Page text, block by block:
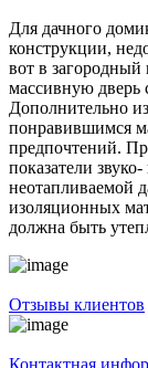
Для дачного
конструкции,
вот в загородный
массивную дверь
Дополнительно
понравившимся
предпочтений.
показатели
неотапливаемой
изоляционных
должна быть
Отзывы клиентов
Контактная